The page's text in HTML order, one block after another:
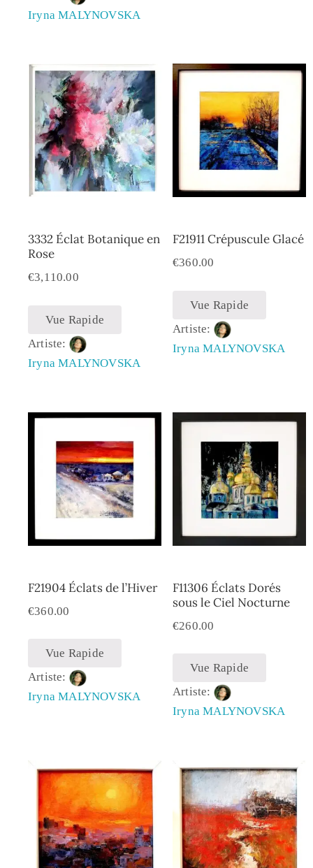
Iryna MALYNOVSKA
3332 Éclat Botanique en
Rose
€3,110.00
Vue Rapide
Artiste:
Iryna MALYNOVSKA
F21911 Crépuscule Glacé
€360.00
Vue Rapide
Artiste:
Iryna MALYNOVSKA
F21904 Éclats de l’Hiver
€360.00
Vue Rapide
Artiste:
Iryna MALYNOVSKA
F11306 Éclats Dorés
sous le Ciel Nocturne
€260.00
Vue Rapide
Artiste:
Iryna MALYNOVSKA